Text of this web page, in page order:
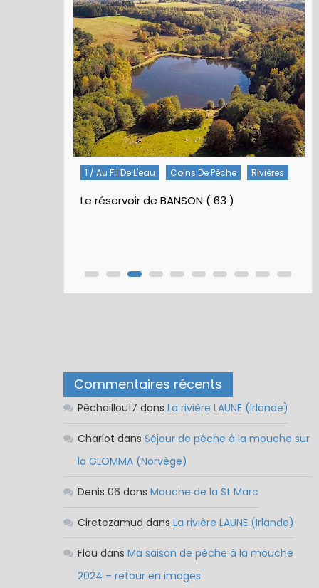
1 / Au Fil De L'eau Coins De Pêche Rivières
Le réservoir de BANSON ( 63 )
Commentaires récents
Pêchaillou17 dans La rivière LAUNE (Irlande)
Charlot dans Séjour de pêche à la mouche sur
la GLOMMA (Norvège)
Denis 06 dans Mouche de la St Marc
Ciretezamud dans La rivière LAUNE (Irlande)
Flou dans Ma saison de pêche à la mouche
2024 – retour en images